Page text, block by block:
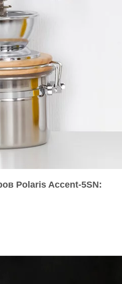
Polaris Accent-5SN: